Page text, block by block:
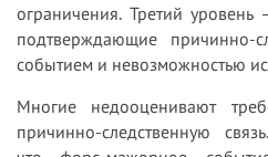
ограничения. Третий
подтверждающие причинно-
событием и невозможностью
Многие недооценивают
причинно-следственную